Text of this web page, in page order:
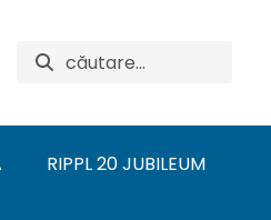
RIPPL 20 JUBILEUM